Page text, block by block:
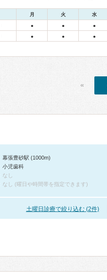
月 火 水
● ● ●
● ● ●
«
幕張豊砂駅 (1000m)
小児歯科
なし
なし (曜日や時間帯を指定できます)
土曜日診療で絞り込む (2件)